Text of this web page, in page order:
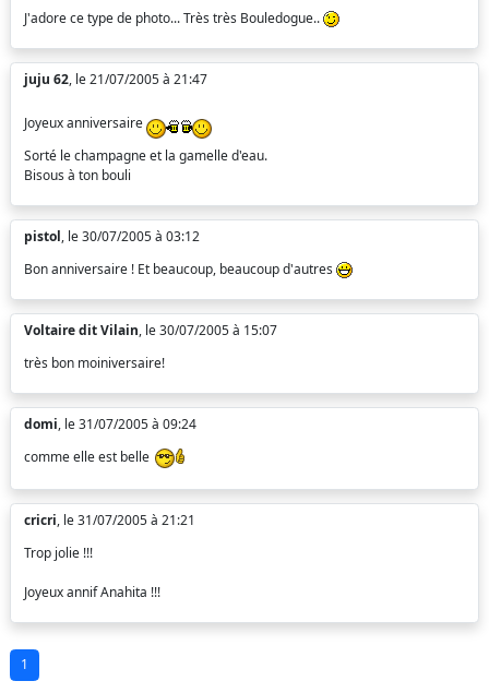
J'adore ce type de photo... Très très Bouledogue..
juju 62, le 21/07/2005 à 21:47
Joyeux anniversaire
Sorté le champagne et la gamelle d'eau.
Bisous à ton bouli
pistol, le 30/07/2005 à 03:12
Bon anniversaire ! Et beaucoup, beaucoup d'autres
Voltaire dit Vilain, le 30/07/2005 à 15:07
très bon moiniversaire!
domi, le 31/07/2005 à 09:24
comme elle est belle
cricri, le 31/07/2005 à 21:21
Trop jolie !!!
Joyeux annif Anahita !!!
1